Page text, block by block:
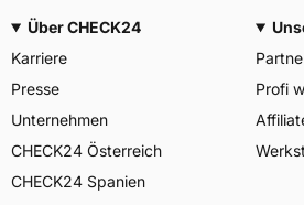
Über CHECK24
Karriere
Presse
Unternehmen
CHECK24 Österreich
CHECK24 Spanien
Profi